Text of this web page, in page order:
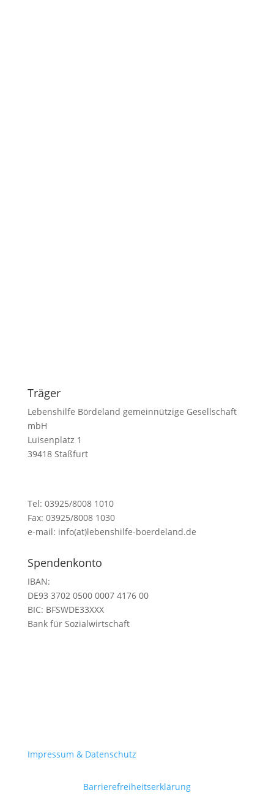
Träger
Lebenshilfe Bördeland gemeinnützige Gesellschaft
mbH
Luisenplatz 1
39418 Staßfurt
Tel: 03925/8008 1010
Fax: 03925/8008 1030
e-mail: info(at)lebenshilfe-boerdeland.de
Spendenkonto
IBAN:
DE93 3702 0500 0007 4176 00
BIC: BFSWDE33XXX
Bank für Sozialwirtschaft
Impressum & Datenschutz
Barrierefreiheitserklärung